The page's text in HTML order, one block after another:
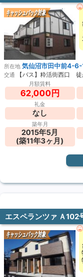
キャッシュバック対象
所在地 気仙沼市田中前4-
交通 【バス】粋活街西口
月額賃料
62,000円
礼金
なし
築年月
2015年5月
(築11年3ヶ月)
エスペランツァ Ａ102
キャッシュバック対象